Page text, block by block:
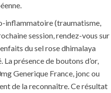
112 Views
inflammatoire (traumatisme,
session, rendez-vous sur
du sel rose dhimalaya
présence de boutons d’or,
Generique France, jonc ou
de la reconnaître. Ce résultat